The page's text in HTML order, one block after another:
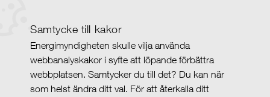
Samtycke till kakor
Energimyndigheten skulle vilja använda
webbanalyskakor i syfte att löpande förbättra
webbplatsen. Samtycker du till det? Du kan när
som helst ändra ditt val. För att återkalla ditt